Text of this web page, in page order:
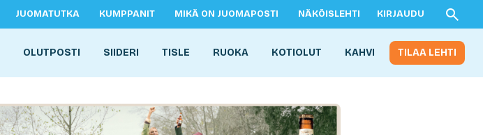
JUOMATUTKA KUMPPANIT MIKÄ ON JUOMAPOSTI NÄKÖISLEHTI KIRJAUDU
OLUTPOSTI SIIDERI TISLE RUOKA KOTIOLUT KAHVI TILAA LEHTI